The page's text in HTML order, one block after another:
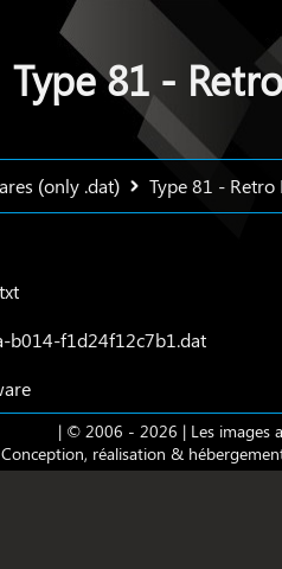
Type 81 -
(only .dat) Type 81 -
b014-f1d24f12c7b1.dat
| © 2006 - 2026 | Les images
Conception, réalisation &